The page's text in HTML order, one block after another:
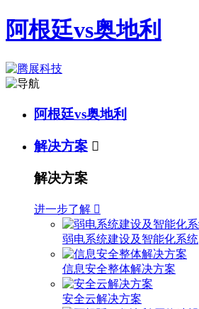
阿根廷vs奥地利
阿根廷vs奥地利
解决方案 
解决方案
进一步了解 
弱电系统建设及智能化系统
信息安全整体解决方案
安全云解决方案